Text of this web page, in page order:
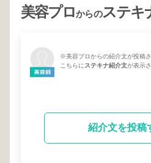
美容プロからのステキ
※美容プロからの紹介文が投稿
こちらにステキナ紹介文が表示
紹介文を投稿